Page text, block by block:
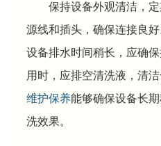
保持设备外观清洁，
源线和插头，确保连接良
设备排水时间稍长，应确
用时，应排空清洗液，清
维护保养能够确保设备长
洗效果。